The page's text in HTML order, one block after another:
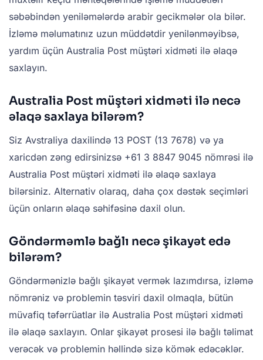
səbəbindən yeniləmələrdə arabir gecikmələr ola bilər.
İzləmə məlumatınız uzun müddətdir yenilənməyibsə,
yardım üçün Australia Post müştəri xidməti ilə əlaqə
saxlayın.
Australia Post müştəri xidməti ilə necə
əlaqə saxlaya bilərəm?
Siz Avstraliya daxilində 13 POST (13 7678) və ya
xaricdən zəng edirsinizsə +61 3 8847 9045 nömrəsi ilə
Australia Post müştəri xidməti ilə əlaqə saxlaya
bilərsiniz. Alternativ olaraq, daha çox dəstək seçimləri
üçün onların əlaqə səhifəsinə daxil olun.
Göndərməmlə bağlı necə şikayət edə
bilərəm?
Göndərmənizlə bağlı şikayət vermək lazımdırsa, izləmə
nömrəniz və problemin təsviri daxil olmaqla, bütün
müvafiq təfərrüatlar ilə Australia Post müştəri xidməti
ilə əlaqə saxlayın. Onlar şikayət prosesi ilə bağlı təlimat
verəcək və problemin həllində sizə kömək edəcəklər.